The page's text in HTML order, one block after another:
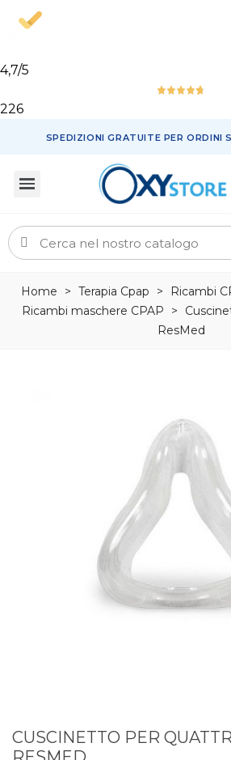
4,7/5
226
SPEDIZIONI GRATUITE PER ORDINI
Home > Terapia Cpap > Ricambi
Ricambi maschere CPAP
>
ResMed
CUSCINETTO PER